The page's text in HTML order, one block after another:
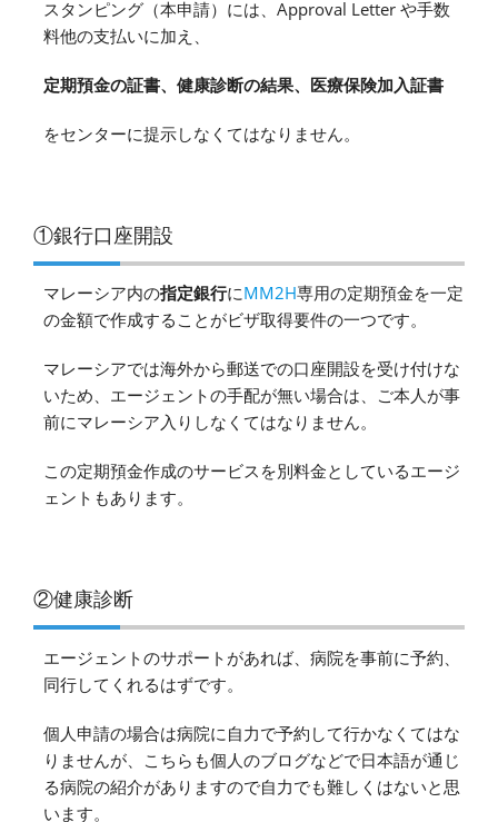
スタンピング（本申請）には、Approval Letter や手数
料他の支払いに加え、
定期預金の証書、健康診断の結果、医療保険加入証書
をセンターに提示しなくてはなりません。
①銀行口座開設
マレーシア内の指定銀行にMM2H専用の定期預金を一定
の金額で作成することがビザ取得要件の一つです。
マレーシアでは海外から郵送での口座開設を受け付けな
いため、エージェントの手配が無い場合は、ご本人が事
前にマレーシア入りしなくてはなりません。
この定期預金作成のサービスを別料金としているエージ
ェントもあります。
②健康診断
エージェントのサポートがあれば、病院を事前に予約、
同行してくれるはずです。
個人申請の場合は病院に自力で予約して行かなくてはな
りませんが、こちらも個人のブログなどで日本語が通じ
る病院の紹介がありますので自力でも難しくはないと思
います。